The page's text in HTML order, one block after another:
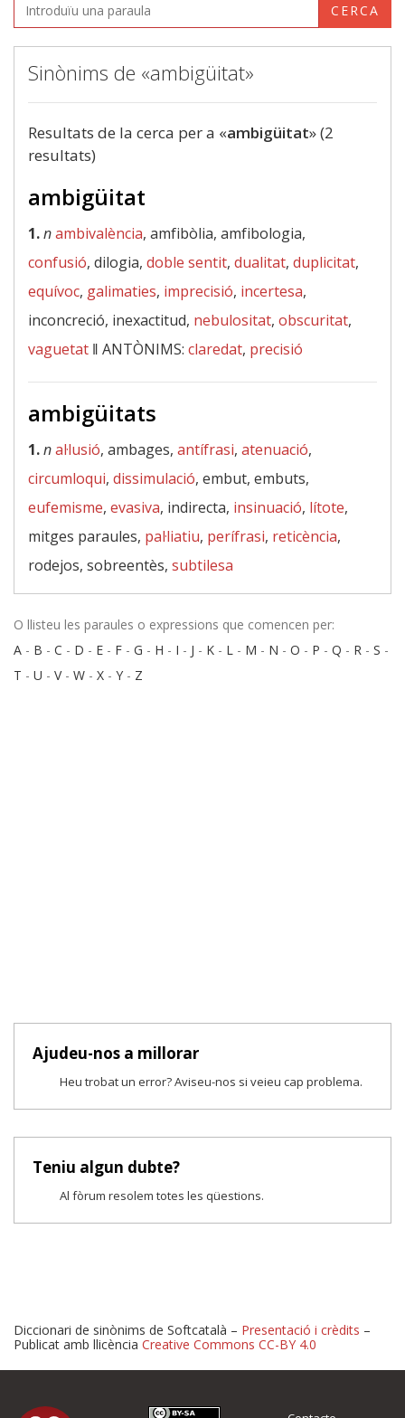
CERCA
Sinònims de «ambigüitat»
Resultats de la cerca per a «ambigüitat» (2
resultats)
ambigüitat
1.nambivalència, amfibòlia, amfibologia,
confusió, dilogia, doble sentit, dualitat, duplicitat,
equívoc, galimaties, imprecisió, incertesa,
inconcreció, inexactitud, nebulositat, obscuritat,
vaguetat ‖ ANTÒNIMS: claredat, precisió
ambigüitats
1.nal·lusió, ambages, antífrasi, atenuació,
circumloqui, dissimulació, embut, embuts,
eufemisme, evasiva, indirecta, insinuació, lítote,
mitges paraules, pal·liatiu, perífrasi, reticència,
rodejos, sobreentès, subtilesa
O llisteu les paraules o expressions que comencen per:
A - B - C - D - E - F - G - H - I - J - K - L - M - N - O - P - Q - R - S -
T - U - V- W - X - Y - Z
Ajudeu-nos a millorar
Heu trobat un error? Aviseu-nos si veieu cap problema.
Teniu algun dubte?
Al fòrum resolem totes les qüestions.
Proposeu-nos millores o
Diccionari de sinònims de Softcatalà – Presentació i crèdits –
Publicat amb llicència Creative Commons CC-BY 4.0